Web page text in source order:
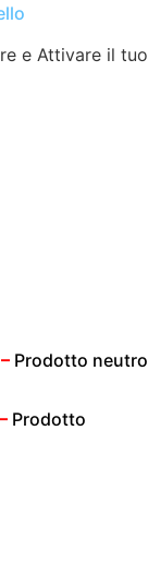
e Attivare il tuo
Prodotto neutro
Prodotto